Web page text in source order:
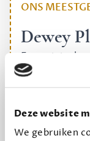
Deze website
We gebruiken
ONS
Dewey
Een originele
halen.